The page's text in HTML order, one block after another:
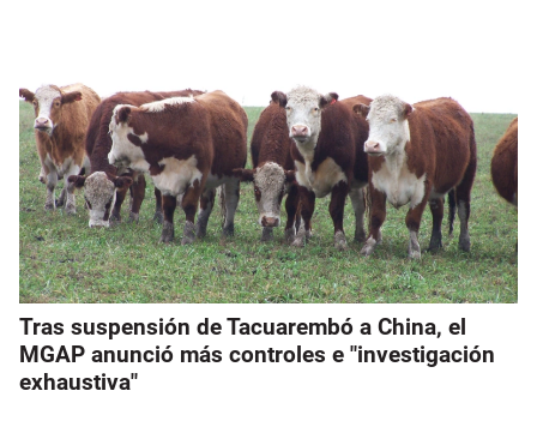
Tras suspensión de Tacuarembó a China, el
MGAP anunció más controles e "investigación
exhaustiva"